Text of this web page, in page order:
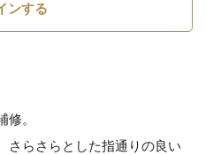
ンする
。
さらさらとした指通りの良い